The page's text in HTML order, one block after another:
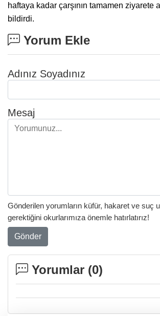
haftaya kadar çarşının tamamen ziyarete
bildirdi.
Yorum Ekle
Adınız Soyadınız
Mesaj
Gönderilen yorumların küfür, hakaret ve suç
gerektiğini okurlarımıza önemle hatırlatırız!
Gönder
Yorumlar (0)